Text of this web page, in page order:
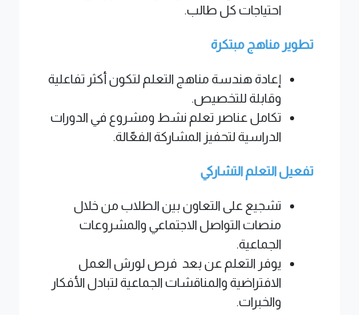
احتياجات كل طالب.
تطوير مناهج مبتكرة
إعادة هندسة مناهج التعلم لتكون أكثر تفاعلية
وقابلة للتخصيص.
تكامل عناصر تعلم نشط ومشروع في الدورات
الدراسية لتحفيز المشاركة الفعّالة.
تفعيل التعلم التشاركي
تشجيع على التعاون بين الطلاب من خلال
منصات التواصل الاجتماعي والمشروعات
الجماعية.
يوفر التعلم عن بعد فرص لورش العمل
الافتراضية والمناقشات الجماعية لتبادل الأفكار
والخبرات.